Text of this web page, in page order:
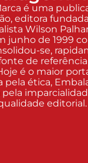
é uma
editora
Wilson
junho de 1999
se,
de
é o maior
pela ética,
editorial.